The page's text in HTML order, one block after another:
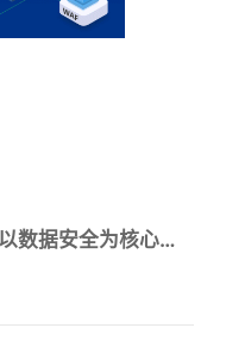
齐向东出席中关村论坛：以数据安全为核心的网络安全产业将爆发式增长